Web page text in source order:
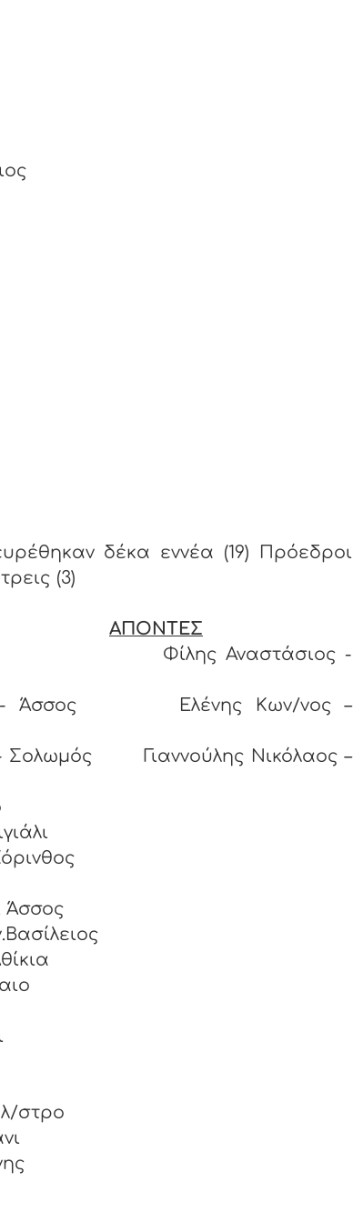
δέκα εννέα (19) Πρόεδροι
(3)
ΑΠΟΝΤΕΣ
Φίλης Αναστάσιος -
Άσσος Ελένης Κων/νος –
Σολωμός Γιαννούλης Νικόλαος –
K. Άσσος
Αθίκια
- Γαλατάκι
στρο